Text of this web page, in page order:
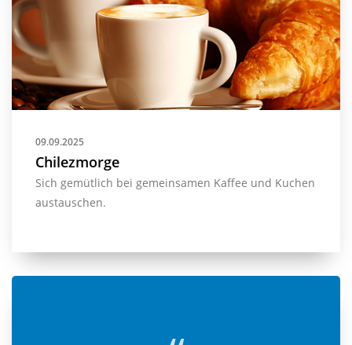
09.09.2025
Chilezmorge
Sich gemütlich bei gemeinsamen Kaffee und Kuchen
austauschen.